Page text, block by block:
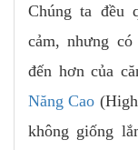
Chúng ta đều
cảm, nhưng
đến hơn của
Năng Cao
không giống